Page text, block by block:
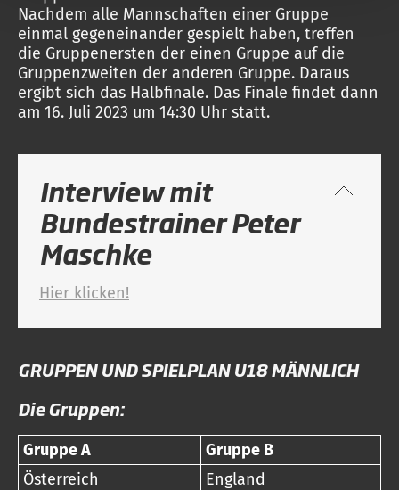
Nachdem alle Mannschaften einer Gruppe
einmal gegeneinander gespielt haben, treffen
die Gruppenersten der einen Gruppe auf die
Gruppenzweiten der anderen Gruppe. Daraus
ergibt sich das Halbfinale. Das Finale findet dann
am 16. Juli 2023 um 14:30 Uhr statt.
Interview mit
Bundestrainer Peter
Maschke
Hier klicken!
GRUPPEN UND SPIELPLAN U18 MÄNNLICH
Die Gruppen:
Gruppe A
Gruppe B
Österreich
England